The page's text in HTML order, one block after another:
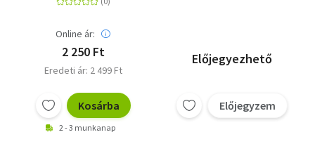
Online ár:
2 250 Ft
Eredeti ár: 2 499 Ft
Kosárba
2 - 3 munkanap
háborúja+
Gáspár Ferenc
Előjegyezhető
Előjegyzem